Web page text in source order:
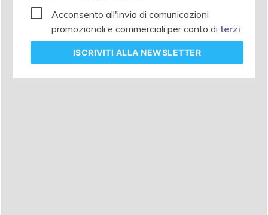
Acconsento all'invio di comunicazioni
promozionali e commerciali per conto di terzi.
ISCRIVITI ALLA NEWSLETTER